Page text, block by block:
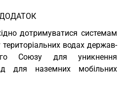
дотримуватися системам
водах держав-
Союзу для уникнення
для наземних мобільних